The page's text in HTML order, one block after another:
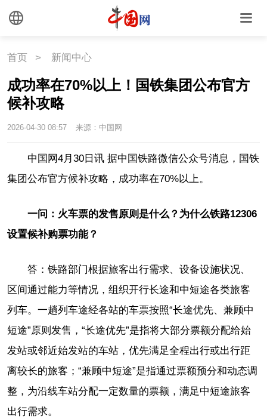
首页 > 新闻中心
成功率在70%以上！国铁集团公布官方
候补攻略
2026-04-30 08:57 来源：中国网
中国网4月30日讯 据中国铁路微信公众号消息， 国铁
集团公布官方候补攻略， 成功率在70%以上。
一问：火车票的发售原则是什么？为什么铁路12306
设置候补购票功能？
答：铁路部门根据旅客出行需求、设备设施状况、
区间通过能力等情况，组织开行长途和中短途各类旅客
列车。一趟列车途经各站的车票按照“长途优先、兼顾中
短途”原则发售，“长途优先”是指将大部分票额分配给始
发站或邻近始发站的车站，优先满足全程出行或出行距
离较长的旅客；“兼顾中短途”是指通过票额预分和动态调
整，为沿线车站分配一定数量的票额，满足中短途旅客
出行需求。